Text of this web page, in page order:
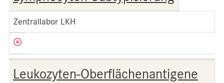
Zentrallabor LKH
Leukozyten-Oberflächenantigene